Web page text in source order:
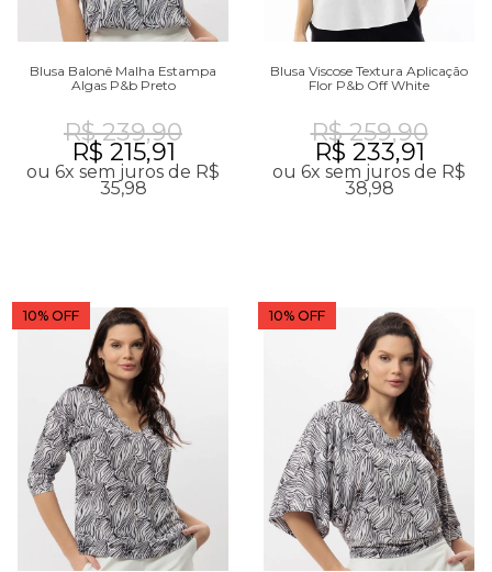
Blusa Balonê Malha Estampa
Algas P&b Preto
R$ 239,90
R$ 215,91
ou 6x sem juros de R$
35,98
Blusa Viscose Textura Aplicação
Flor P&b Off White
R$ 259,90
R$ 233,91
ou 6x sem juros de R$
38,98
10% OFF 10% OFF